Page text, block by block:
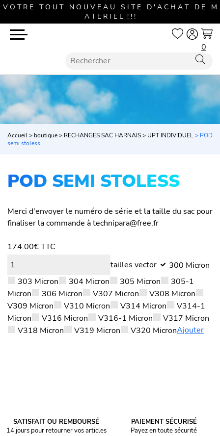
V O T R E T O U T N O U V E A U S I T E D ' A C H A T D E M
A T E R I E L ! ! !
0
Accueil>boutique> RECHANGES SAC HARNAIS> UPT INDIVIDUEL> POD
semi stoless
POD SEMI STOLESS
Merci d'envoyer le numéro de série et la taille du sac pour
finaliser la commande à technipara@free.fr
174.00€TTC
tailles vector
300 Micron
303 Micron
304 Micron 305 Micron
305-1
Micron
306 Micron V307 Micron
V308 Micron
V309 Micron
V310 Micron V314 Micron
V314-1
Micron
V316 Micron V316-1 Micron
V317 Micron
V318 Micron
V319 Micron V320 MicronAjouter
SATISFAIT OU REMBOURSÉ
14 jours pour retourner vos articles
PAIEMENT SÉCURISÉ
Payez en toute sécurité